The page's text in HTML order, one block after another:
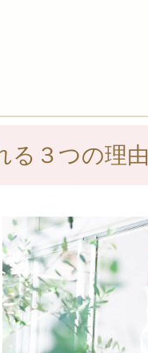
る３つの理由